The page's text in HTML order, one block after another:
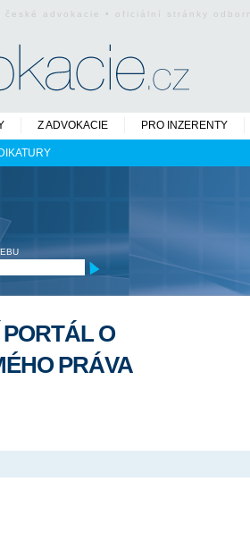
advokacie • oficiální stránky
Z ADVOKACIE PRO INZERENTY
O
PRÁVA